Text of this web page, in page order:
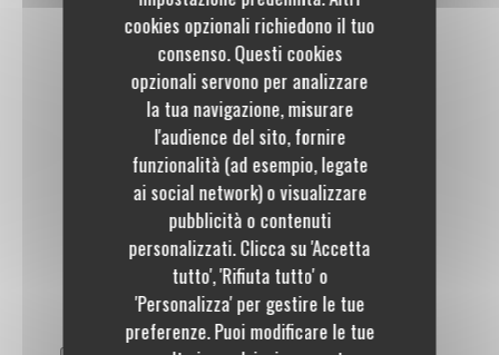
cookies opzionali richiedono il tuo
consenso. Questi cookies
opzionali servono per analizzare
la tua navigazione, misurare
l'audience del sito, fornire
funzionalità (ad esempio, legate
ai social network) o visualizzare
pubblicità o contenuti
personalizzati. Clicca su 'Accetta
tutto', 'Rifiuta tutto' o
'Personalizza' per gestire le tue
preferenze. Puoi modificare le tue
RIS DE VEAU FRANÇAIS CROUSTILLANT,
purée grand-mère et sauce morilles
34,00 EUR
A PARTAGER